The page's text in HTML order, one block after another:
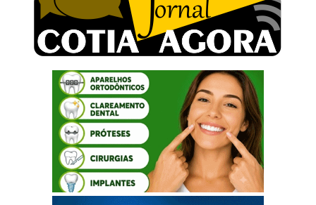
para Vargem Grande
WhatsApp vai parar de funcionar em vários celulares antigos em
setembro
São Roque